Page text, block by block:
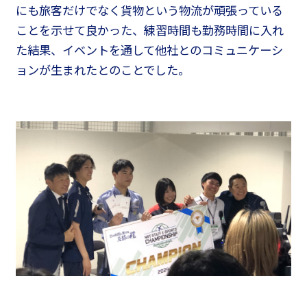
にも旅客だけでなく貨物という物流が頑張っている
ことを示せて良かった、練習時間も勤務時間に入れ
た結果、イベントを通して他社とのコミュニケーシ
ョンが生まれたとのことでした。